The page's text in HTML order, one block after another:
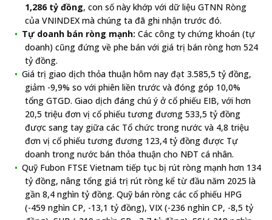
1,286 tỷ đồng, con số này khớp với dữ liệu GTNN Ròng
của VNINDEX mà chúng ta đã ghi nhận trước đó.
Tự doanh bán ròng mạnh: Các công ty chứng khoán (tự
doanh) cũng đứng về phe bán với giá trị bán ròng hơn 524
tỷ đồng.
Giá trị giao dịch thỏa thuận hôm nay đạt 3.585,5 tỷ đồng,
giảm -9,9% so với phiên liền trước và đóng góp 10,0%
tổng GTGD. Giao dịch đáng chú ý ở cổ phiếu EIB, với hơn
20,5 triệu đơn vị cổ phiếu tương đương 533,5 tỷ đồng
được sang tay giữa các Tổ chức trong nước và 4,8 triệu
đơn vị cổ phiếu tương đương 123,4 tỷ đồng được Tự
doanh trong nước bán thỏa thuận cho NĐT cá nhân.
Quỹ Fubon FTSE Vietnam tiếp tục bị rút ròng mạnh hơn 134
tỷ đồng, nâng tổng giá trị rút ròng kể từ đầu năm 2025 là
gần 8,4 nghìn tỷ đồng. Quỹ bán ròng các cổ phiếu HPG
(-459 nghìn CP, -13,1 tỷ đồng), VIX (-236 nghìn CP, -8,5 tỷ